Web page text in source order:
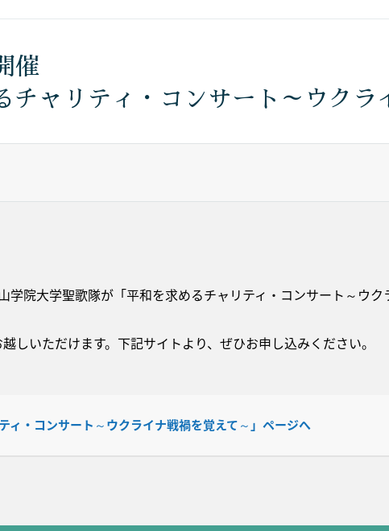
催
チャリティ・コンサート～ウクラ
学院大学聖歌隊が「平和を求めるチャリティ・コンサート～ウ
しいただけます。下記サイトより、ぜひお申し込みください。
ィ・コンサート～ウクライナ戦禍を覚えて～」ページへ